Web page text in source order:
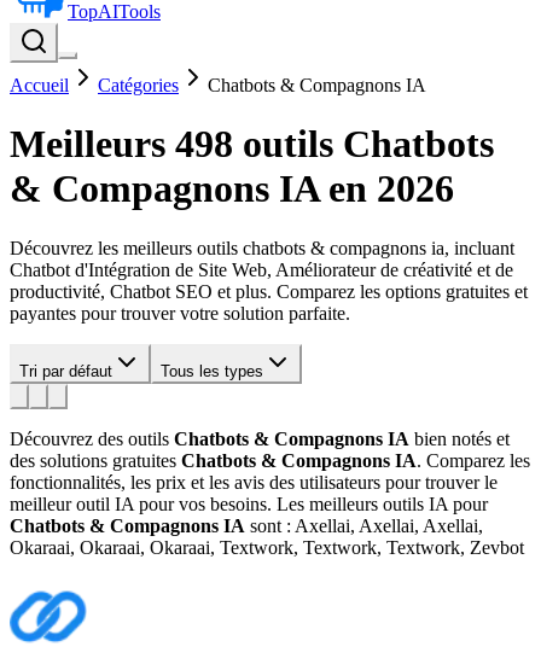
TopAITools
Accueil Catégories Chatbots & Compagnons IA
Meilleurs 498 outils Chatbots
& Compagnons IAen 2026
Découvrez les meilleurs outils chatbots & compagnons ia, incluant
Chatbot d'Intégration de Site Web, Améliorateur de créativité et de
productivité, Chatbot SEO et plus. Comparez les options gratuites et
payantes pour trouver votre solution parfaite.
Tri par défaut Tous les types
Découvrez des outils Chatbots & Compagnons IA bien notés et
des solutions gratuites Chatbots & Compagnons IA. Comparez les
fonctionnalités, les prix et les avis des utilisateurs pour trouver le
meilleur outil IA pour vos besoins. Les meilleurs outils IA pour
Chatbots & Compagnons IA sont : Axellai, Axellai, Axellai,
Okaraai, Okaraai, Okaraai, Textwork, Textwork, Textwork, Zevbot